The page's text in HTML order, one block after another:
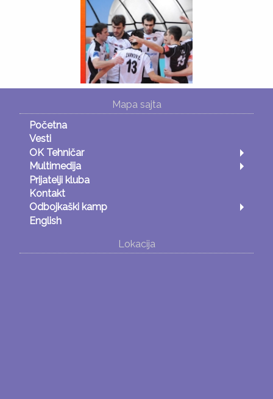
Mapa sajta
Početna
Vesti
OK Tehničar
Multimedija
Prijatelji kluba
Kontakt
Odbojkaški kamp
English
Lokacija